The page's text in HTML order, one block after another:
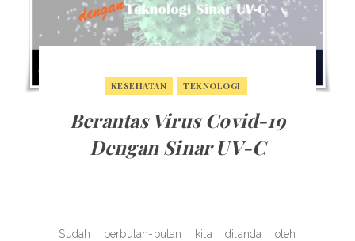
KESEHATAN TEKNOLOGI
Berantas Virus Covid-19
Dengan Sinar UV-C
Sudah berbulan-bulan kita dilanda oleh